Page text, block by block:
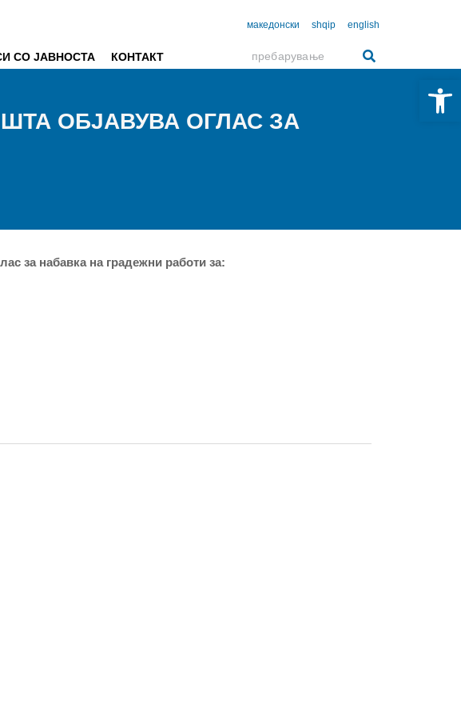
македонски shqip english
СО ЈАВНОСТА КОНТАКТ
ОБЈАВУВА ОГЛАС ЗА
набавка на градежни работи за: